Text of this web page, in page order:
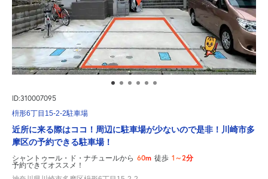
ID:310007095
枡形6丁目15-2-2駐車場
近所に来る際はココ！周辺に駐車場が少ないので是非！川崎市多
摩区の予約できる駐車場！
シャントゥール・ド・ナチュールから 60m 徒歩 1～2分
予約できてオススメ！